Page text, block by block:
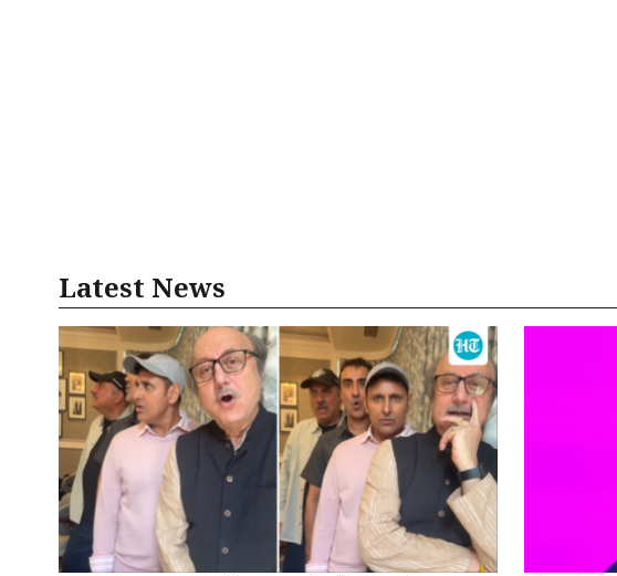
Latest News